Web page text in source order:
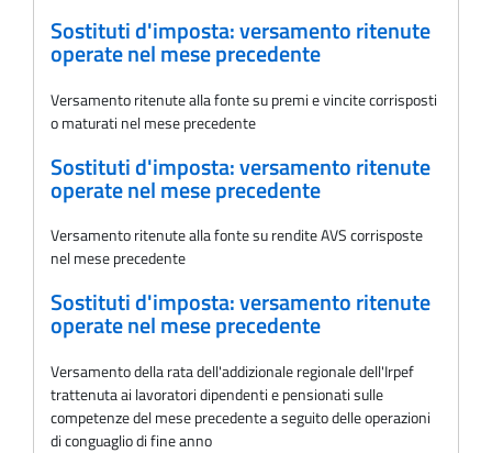
Sostituti d'imposta: versamento ritenute
operate nel mese precedente
Versamento ritenute alla fonte su premi e vincite corrisposti
o maturati nel mese precedente
Sostituti d'imposta: versamento ritenute
operate nel mese precedente
Versamento ritenute alla fonte su rendite AVS corrisposte
nel mese precedente
Sostituti d'imposta: versamento ritenute
operate nel mese precedente
Versamento della rata dell'addizionale regionale dell'Irpef
trattenuta ai lavoratori dipendenti e pensionati sulle
competenze del mese precedente a seguito delle operazioni
di conguaglio di fine anno